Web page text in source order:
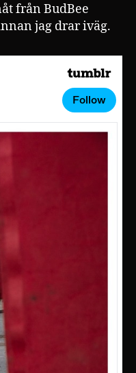
från BudBee
jag drar iväg.